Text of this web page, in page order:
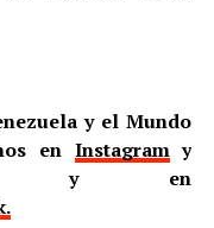
y el Mundo
en Instagramy
en